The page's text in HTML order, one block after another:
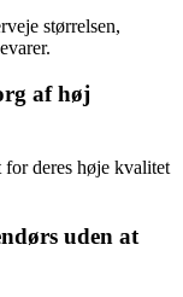
størrelsen,
af høj
deres høje kvalitet
uden at